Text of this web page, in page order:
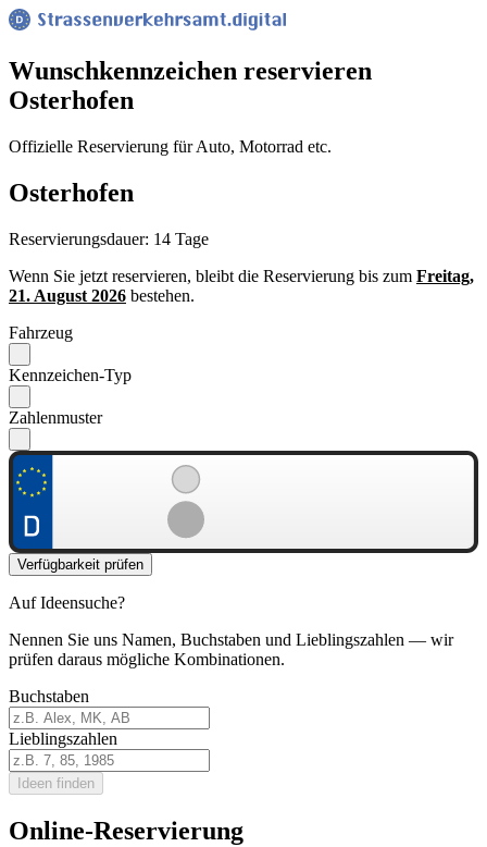
Wunsch­kennzeichen reservieren
Osterhofen
Offizielle Reservierung für Auto, Motorrad etc.
Osterhofen
Reservierungsdauer: 14 Tage
Wenn Sie jetzt reservieren, bleibt die Reservierung bis zum Freitag,
21. August 2026 bestehen.
Fahrzeug
Kennzeichen-Typ
Zahlenmuster
Verfügbarkeit prüfen
Auf Ideensuche?
Nennen Sie uns Namen, Buchstaben und Lieblingszahlen — wir
prüfen daraus mögliche Kombinationen.
Buchstaben
Lieblingszahlen
Ideen finden
Online-Reservierung